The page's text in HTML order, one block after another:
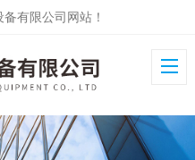
有限公司网站！